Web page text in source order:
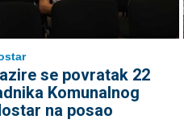
se povratak 22
Komunalnog
na posao